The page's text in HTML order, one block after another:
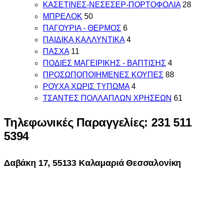
ΚΑΣΕΤΙΝΕΣ-ΝΕΣΕΣΕΡ-ΠΟΡΤΟΦΟΛΙΑ 28
ΜΠΡΕΛΟΚ 50
ΠΑΓΟΥΡΙΑ - ΘΕΡΜΟΣ 6
ΠΑΙΔΙΚΑ ΚΑΛΛΥΝΤΙΚΑ 4
ΠΑΣΧΑ 11
ΠΟΔΙΕΣ ΜΑΓΕΙΡΙΚΗΣ - ΒΑΠΤΙΣΗΣ 4
ΠΡΟΣΩΠΟΠΟΙΗΜΕΝΕΣ ΚΟΥΠΕΣ 88
ΡΟΥΧΑ ΧΩΡΙΣ ΤΥΠΩΜΑ 4
ΤΣΑΝΤΕΣ ΠΟΛΛΑΠΛΩΝ ΧΡΗΣΕΩΝ 61
Τηλεφωνικές Παραγγελίες: 231 511
5394
Δαβάκη 17, 55133 Καλαμαριά Θεσσαλονίκη